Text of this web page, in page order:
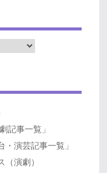
記事一覧」
・演芸記事一覧」
（演劇）